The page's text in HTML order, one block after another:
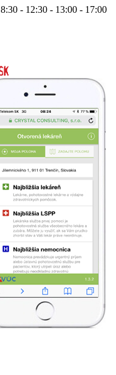
8:30 - 12:30 - 13:00 - 17:00